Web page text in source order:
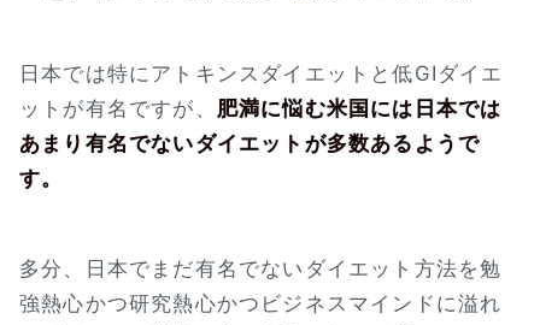
日本では特にアトキンスダイエットと低GIダイエ
ットが有名ですが、 肥満に悩む米国には日本では
あまり有名でないダイエットが多数あるようで
す。
多分、日本でまだ有名でないダイエット方法を勉
強熱心かつ研究熱心かつビジネスマインドに溢れ